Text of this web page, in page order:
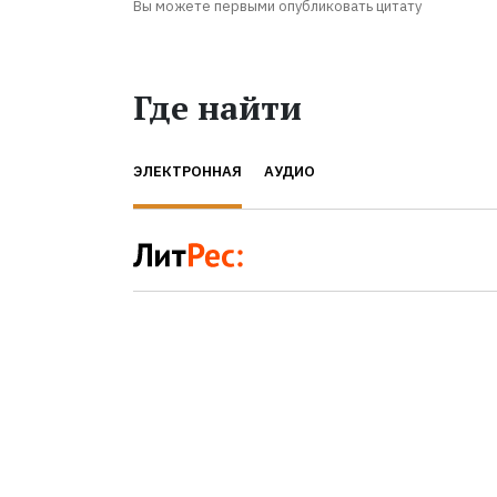
Вы можете первыми опубликовать цитату
Где найти
ЭЛЕКТРОННАЯ АУДИО